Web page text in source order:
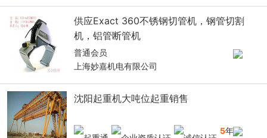
供应Exact 360不锈钢切管机，钢管切割
机，铝管断管机
普通会员
上海妙嘉机电有限公司
沈阳起重机大吨位起重销售
5年